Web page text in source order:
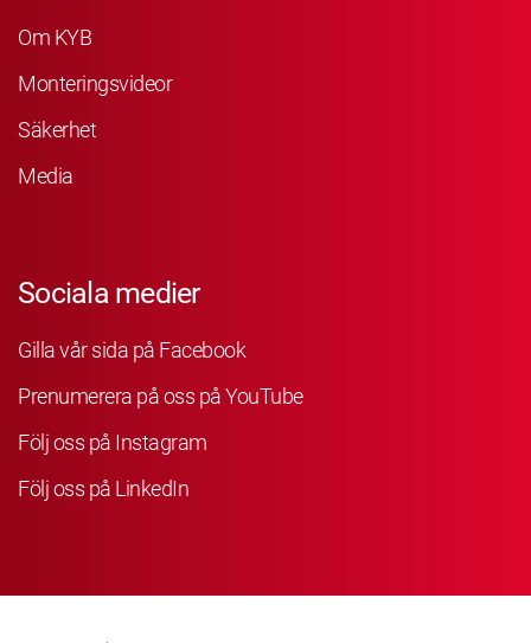
Om KYB
Monteringsvideor
Säkerhet
Media
Sociala medier
Gilla vår sida på Facebook
Prenumerera på oss på YouTube
Följ oss på Instagram
Följ oss på LinkedIn